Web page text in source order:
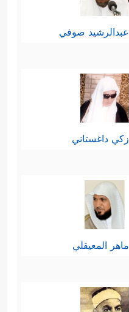
عبدالرشيد صوفي
زكي داغستاني
ماهر المعيقلي